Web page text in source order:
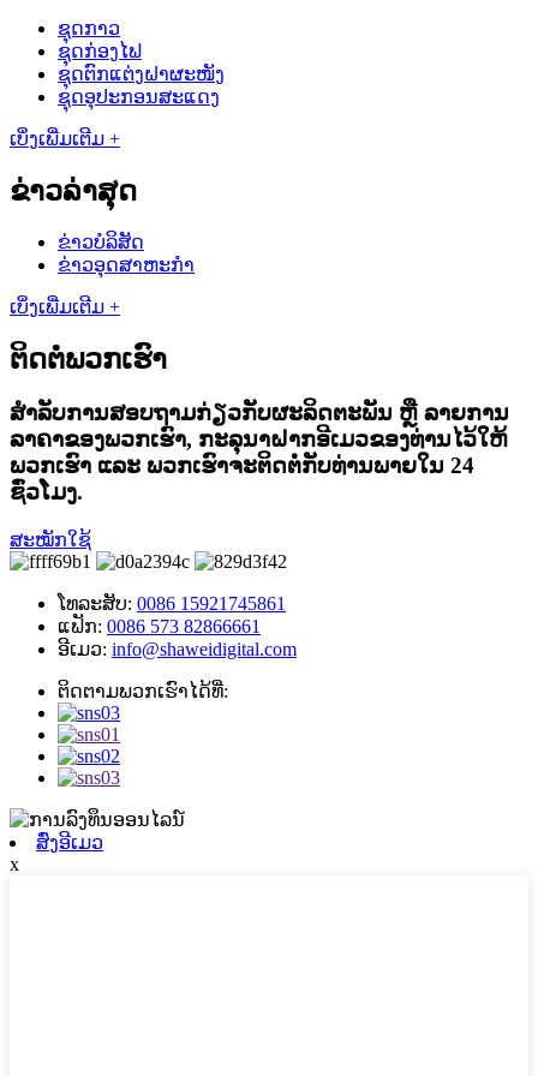
ຊຸດກາວ
ຊຸດກ່ອງໄຟ
ຊຸດຕົກແຕ່ງຝາຜະໜັງ
ຊຸດອຸປະກອນສະແດງ
ເບິ່ງເພີ່ມເຕີມ +
ຂ່າວລ່າສຸດ
ຂ່າວບໍລິສັດ
ຂ່າວອຸດສາຫະກຳ
ເບິ່ງເພີ່ມເຕີມ +
ຕິດຕໍ່ພວກເຮົາ
ສຳລັບການສອບຖາມກ່ຽວກັບຜະລິດຕະພັນ ຫຼື ລາຍການ
ລາຄາຂອງພວກເຮົາ, ກະລຸນາຝາກອີເມວຂອງທ່ານໄວ້ໃຫ້
ພວກເຮົາ ແລະ ພວກເຮົາຈະຕິດຕໍ່ກັບທ່ານພາຍໃນ 24
ຊົ່ວໂມງ.
ສະໝັກໃຊ້
ໂທລະສັບ: 0086 15921745861
ແຟັກ: 0086 573 82866661
ອີເມວ: info@shaweidigital.com
ຕິດຕາມພວກເຮົາໄດ້ທີ່:
ສົ່ງອີເມວ
x